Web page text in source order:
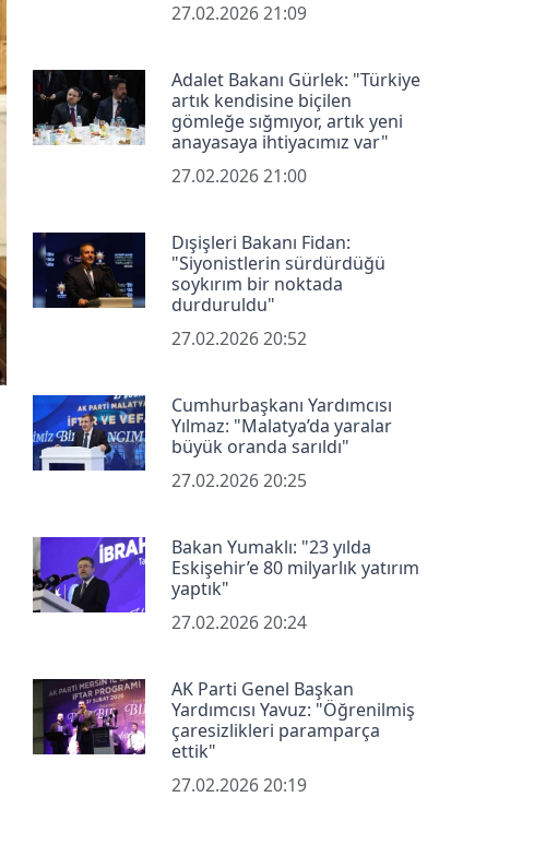
27.02.2026 21:09
Adalet Bakanı Gürlek: "Türkiye
artık kendisine biçilen
gömleğe sığmıyor, artık yeni
anayasaya ihtiyacımız var"
27.02.2026 21:00
Dışişleri Bakanı Fidan:
"Siyonistlerin sürdürdüğü
soykırım bir noktada
durduruldu"
27.02.2026 20:52
Cumhurbaşkanı Yardımcısı
Yılmaz: "Malatya’da yaralar
büyük oranda sarıldı"
27.02.2026 20:25
Bakan Yumaklı: "23 yılda
Eskişehir’e 80 milyarlık yatırım
yaptık"
27.02.2026 20:24
AK Parti Genel Başkan
Yardımcısı Yavuz: "Öğrenilmiş
çaresizlikleri paramparça
ettik"
27.02.2026 20:19